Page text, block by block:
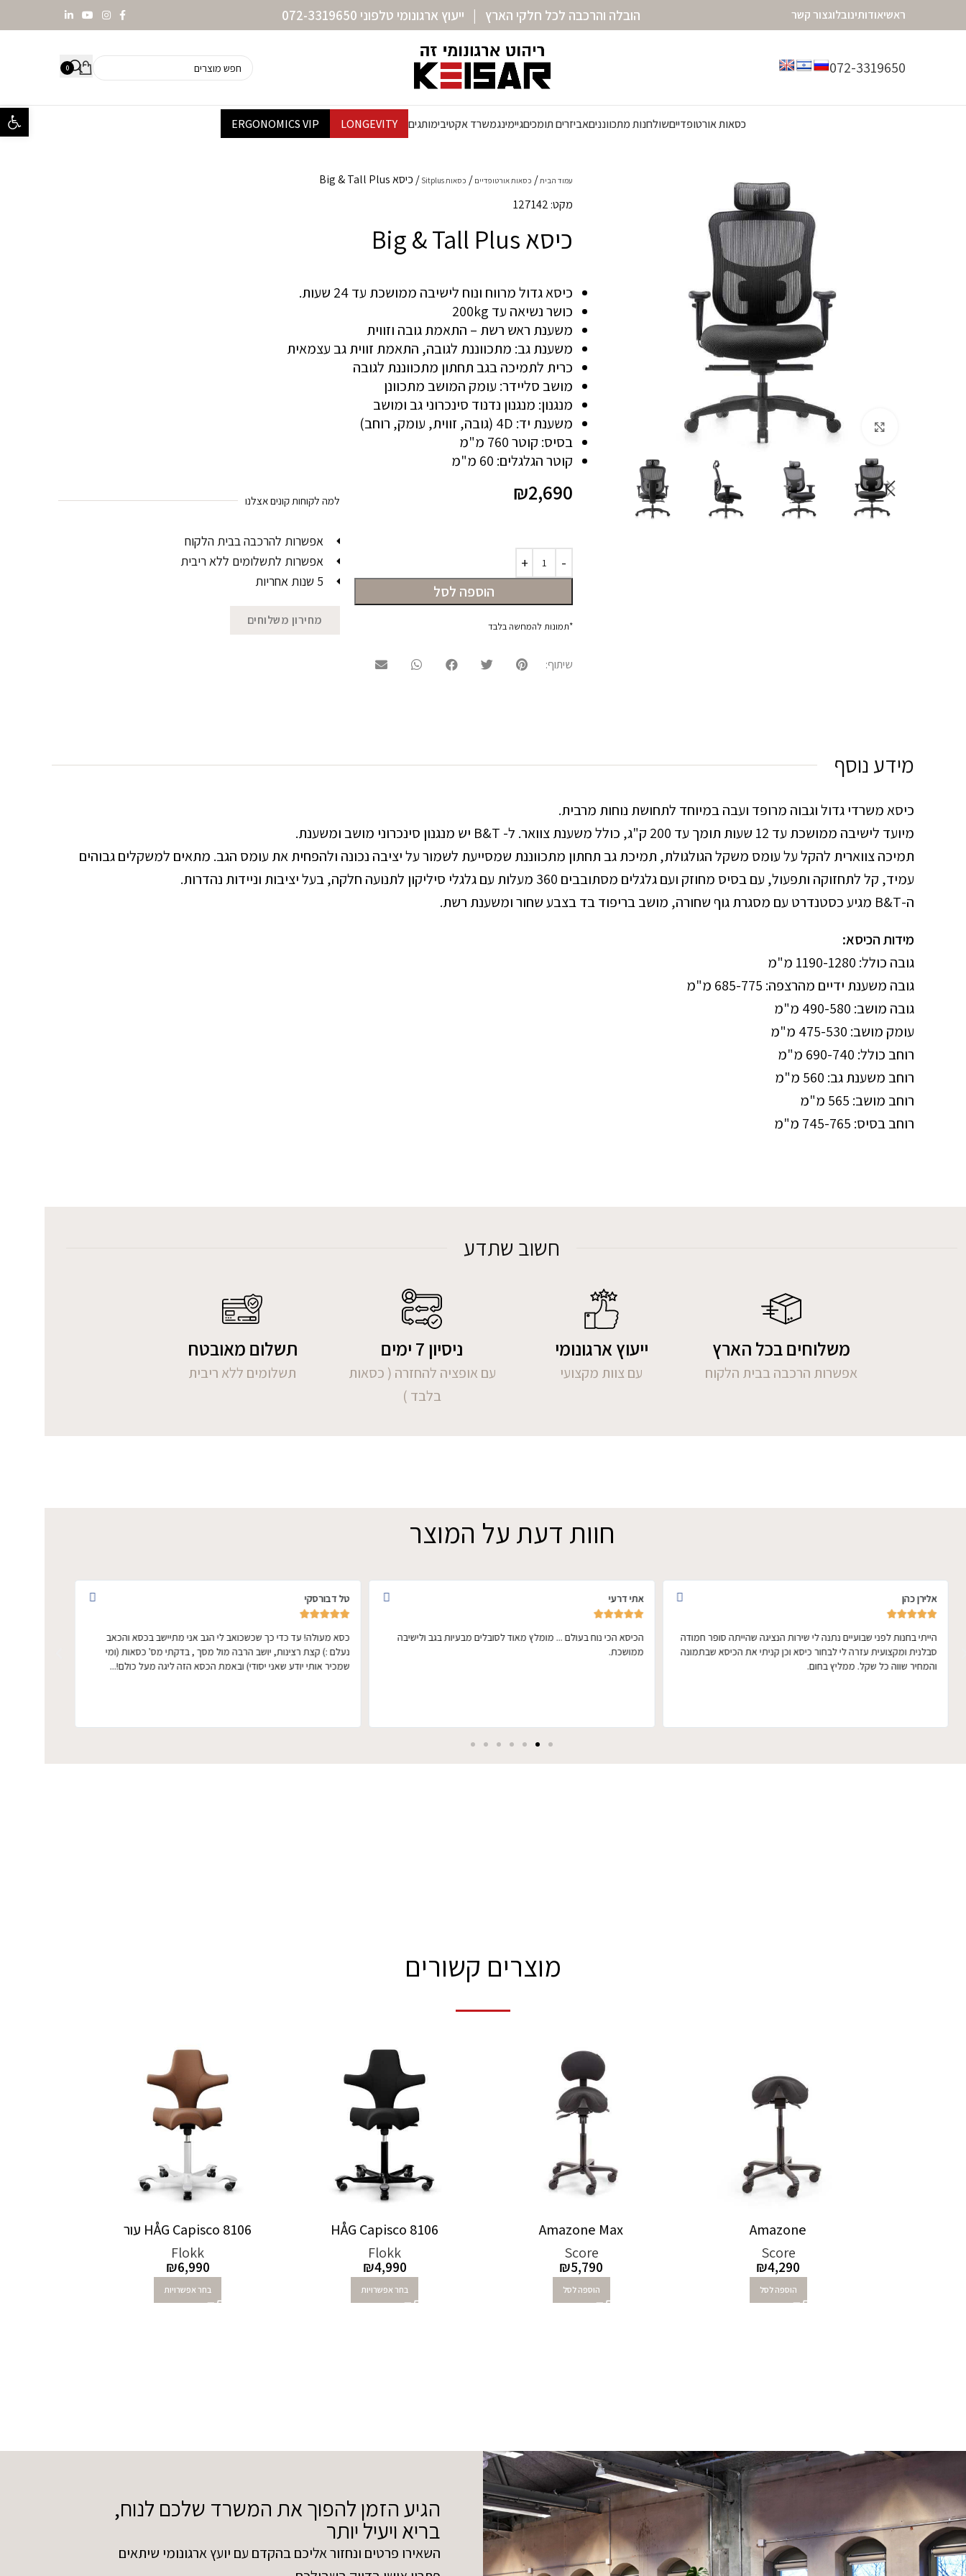
פתח
ראשיאודותינובלוגצור קשר הובלה והרכבה לכל חלקי הארץ | ייעוץ ארגונומי טלפוני 072-3319650
072-3319650
0
כסאות אורטופדייםשולחנות מתכוונניםאביזרים תומכיםגיימינגמשרד אקטיבימותגים LONGEVITY
ERGONOMICS VIP
Click to enlarge
עמוד הבית כסאות אורטופדיים כסאות Sitplus
כיסא Big & Tall Plus
מקט: 127142
כיסא Big & Tall Plus
כיסא גדול מרווח ונוח לישיבה ממושכת עד 24 שעות.
כושר נשיאה עד 200kg
משענת ראש רשת – התאמת גובה וזווית
משענת גב: מתכווננת לגובה, התאמת זווית גב עצמאית
כרית לתמיכה בגב תחתון מתכווננת לגובה
מושב סליידר: עומק המושב מתכוונן
מנגנון: מנגנון נדנוד סינכרוני גב ומושב
משענת יד: 4D (גובה, זווית, עומק, רוחב)
בסיס: קוטר 760 מ"מ
קוטר הגלגלים: 60 מ"מ
₪2,690
הוספה לסל
*תמונות להמחשה בלבד
שיתוף:
למה לקוחות קונים אצלנו
אפשרות להרכבה בבית הלקוח
אפשרות לתשלומים ללא ריבית
5 שנות אחריות
מחירון משלוחים
מידע נוסף
כיסא משרדי גדול וגבוה מרופד ועבה במיוחד לתחושת נוחות מרבית.
מיועד לישיבה ממושכת עד 12 שעות תומך עד 200 ק"ג, כולל משענת צוואר. ל- B&T יש מנגנון סינכרוני מושב ומשענת.
תמיכה צווארית להקל על עומס משקל הגולגולת, תמיכת גב תחתון מתכווננת שמסייעת לשמור על יציבה נכונה ולהפחית את עומס הגב. מתאים למשקלים גבוהים
עמיד, קל לתחזוקה ותפעול, עם בסיס מחוזק ועם גלגלים מסתובבים 360 מעלות עם גלגלי סיליקון לתנועה חלקה, בעל יציבות וניידות נהדרות.
ה-B&T מגיע כסטנדרט עם מסגרת גוף שחורה, מושב בריפוד בד בצבע שחור ומשענת רשת.
מידות הכיסא:
גובה כולל: 1190-1280 מ"מ
גובה משענת ידיים מהרצפה: 685-775 מ"מ
גובה מושב: 490-580 מ"מ
עומק מושב: 475-530 מ"מ
רוחב כולל: 690-740 מ"מ
רוחב משענת גב: 560 מ"מ
רוחב מושב: 565 מ"מ
רוחב בסיס: 745-765 מ"מ
חשוב שתדע
משלוחים בכל הארץ
אפשרות הרכבה בבית הלקוח
ייעוץ ארגונומי
עם צוות מקצועי
ניסיון 7 ימים
עם אופציה להחזרה ( כסאות
בלבד )
תשלום מאובטח
תשלומים ללא ריבית
חוות דעת על המוצר
אלירן כהן





הייתי בחנות לפני שבועיים נתנה לי שירות הנציגה שהייתה סופר חמודה
סבלנית ומקצועית עזרה לי לבחור כיסא וכן קניתי את הכיסא שבתמונה
והמחיר שווה כל שקל. ממליץ בחום.
אתי דרעי





הכיסא הכי נוח בעולם ... מומלץ מאוד לסובלים מבעיות בגב ולישיבה
ממושכת.
טל דבורסקי





כסא מעולה! עד כדי כך שכשכואב לי הגב אני מתיישב בכסא והכאב
נעלם :) קצת רצינות, יושב הרבה מול מסך , בדקתי מס' כסאות (ומי
שמכיר אותי יודע שאני יסודי) ובאמת הכסא הזה ליגה מעל כולם!...
מוצרים קשורים
Amazone
Score
₪4,290
הוספה לסל
Amazone Max
Score
₪5,790
הוספה לסל
HÅG Capisco 8106
Flokk
₪4,990
בחר אפשרויות
HÅG Capisco 8106 עור
Flokk
₪6,990
בחר אפשרויות
הגיע הזמן להפוך את המשרד שלכם לנוח,
בריא ויעיל יותר
השאירו פרטים ונחזור אליכם בהקדם עם יועץ ארגונומי שיתאים